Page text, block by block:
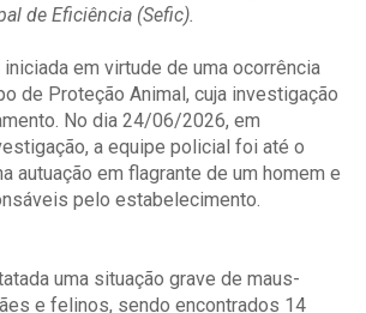
de Eficiência (Sefic).
em virtude de uma ocorrência
de Proteção Animal, cuja investigação
No dia 24/06/2026, em
a equipe policial foi até o
autuação em flagrante de um homem e
pelo estabelecimento.
uma situação grave de maus-
e felinos, sendo encontrados 14